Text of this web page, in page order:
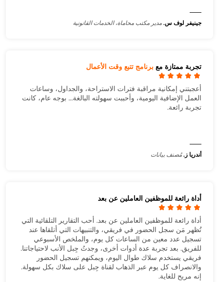
جينيفر لوف س.مدير مكتب محاماة، الخدمات القانونية
تجربة ممتازة مع برنامج تتبع وقت الأعمال
أعجبتني إمكانية مراقبة فترات الاستراحة، والجداول، وساعات
العمل الإضافية اليومية، وأحببت سهولته البالغة... بوجه عام، كانت
تجربة رائعة.
أندريا ز.مُصنف بيانات
أداة رائعة للموظفين العاملين عن بعد
أداة رائعة للموظفين العاملين عن بعد. أحب التقارير التلقائية التي
تُظهر مَن سجل الحضور في فريقي، والتنبيهات التي أتلقاها عند
تسجيل عدد معين من الساعات كل يوم، والملخص الأسبوعي
للفريق. بعد تجربة عدة أدوات أخرى، وجدتُ جِبل الأنب لاحتياجاتنا.
فريقي يستخدم سلاك طوال اليوم، ويمكنهم تسجيل الحضور
والانصراف كل يوم عبر الذهاب لقناة جِبل على سلاك بكل سهولة.
إنه مريح للغاية.